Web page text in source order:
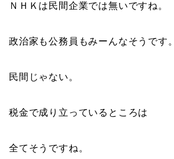
ＮＨＫは民間企業では無いですね。
政治家も公務員もみーんなそうです。
民間じゃない。
税金で成り立っているところは
全てそうですね。